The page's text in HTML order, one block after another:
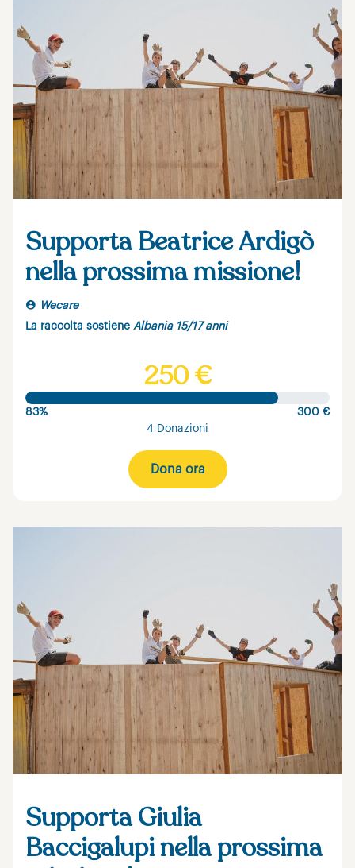
Supporta Beatrice Ardigò
nella prossima missione!
Wecare
La raccolta sostiene Albania 15/17 anni
250 €
83%
300 €
4 Donazioni
Dona ora
Supporta Giulia
Baccigalupi nella prossima